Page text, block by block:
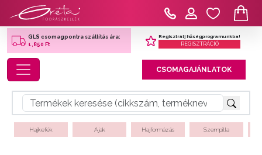
GLS csomagpontra szállítás ára:
1,850 Ft
Regisztrálj hűségprogramunkba!
REGISZTRÁCIÓ
Toggle navigation CSOMAGAJÁNLATOK
Hajkefék Ajak Hajformázás Szempilla